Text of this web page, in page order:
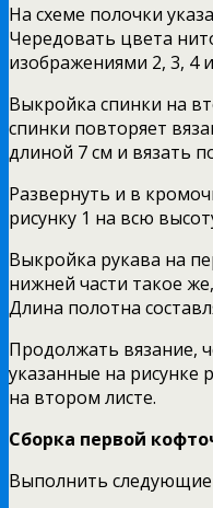
На схеме полочки
Чередовать цвета
изображениями 2, 3, 4
Выкройка спинки на
спинки повторяет
длиной 7 см и вязать
Развернуть и в
рисунку 1 на всю
Выкройка рукава на
нижней части такое
Длина полотна
Продолжать вязание,
указанные на рисунке
на втором листе.
Сборка первой
Выполнить следующие